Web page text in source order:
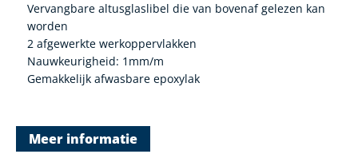
Vervangbare altusglaslibel die van bovenaf gelezen kan
worden
2 afgewerkte werkoppervlakken
Nauwkeurigheid: 1mm/m
Gemakkelijk afwasbare epoxylak
Meer informatie